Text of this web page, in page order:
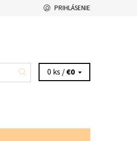
PRIHLÁSENIE
0 ks /€0